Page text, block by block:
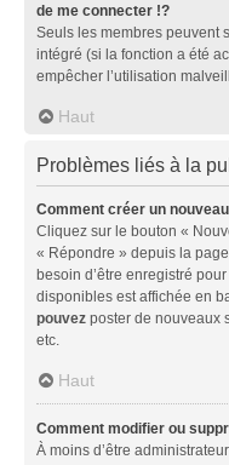
de me connecter !?
Seuls les membres peuvent
intégré (si la fonction a été
empêcher l’utilisation
Haut
Problèmes liés à la
Comment créer un
Cliquez sur le bouton «
« Répondre » depuis la
besoin d’être enregistré
disponibles est affichée en
pouvez poster de nouveaux
etc.
Haut
Comment modifier ou
À moins d’être